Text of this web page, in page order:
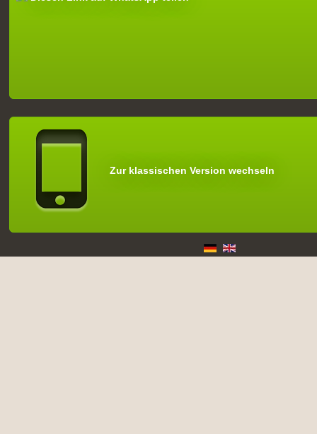
Zur klassischen Version wechseln